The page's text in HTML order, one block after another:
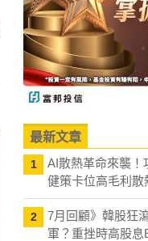
最新文章
1
AI散熱革命來襲！
健策卡位高毛利散
2
7月回顧》韓股狂
軍？重挫時高股